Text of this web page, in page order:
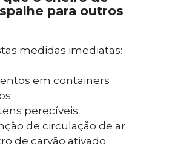
para outros
medidas imediatas:
em containers
perecíveis
de circulação de ar
de carvão ativado